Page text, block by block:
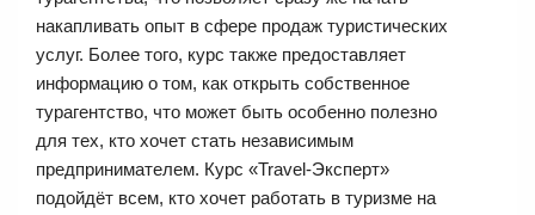
накапливать опыт в сфере продаж туристических
услуг. Более того, курс также предоставляет
информацию о том, как открыть собственное
турагентство, что может быть особенно полезно
для тех, кто хочет стать независимым
предпринимателем. Курс «Travel-Эксперт»
подойдёт всем, кто хочет работать в туризме на